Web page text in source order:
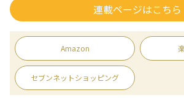
連載ページはこちら
Amazon
セブンネットショッピング